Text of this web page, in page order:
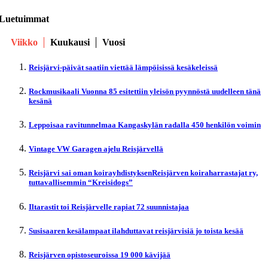
Viikko Kuukausi Vuosi
Reisjärvi-päivät saatiin viettää lämpöisissä kesäkeleissä
Rockmusikaali Vuonna 85 esitettiin yleisön pyynnöstä uudelleen tänä
kesänä
Leppoisaa ravitunnelmaa Kangaskylän radalla 450 henkilön voimin
Vintage VW Garagen ajelu Reisjärvellä
Reisjärvi sai oman koirayhdistyksenReisjärven koiraharrastajat ry,
tuttavallisemmin “Kreisidogs”
Iltarastit toi Reisjärvelle rapiat 72 suunnistajaa
Susisaaren kesälampaat ilahduttavat reisjärvisiä jo toista kesää
Reisjärven opistoseuroissa 19 000 kävijää